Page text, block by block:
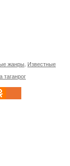
жанры Известные
таганрог